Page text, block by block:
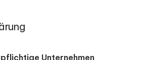
Unternehmen